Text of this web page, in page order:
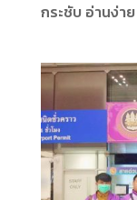
กระชับ อ่านง่า